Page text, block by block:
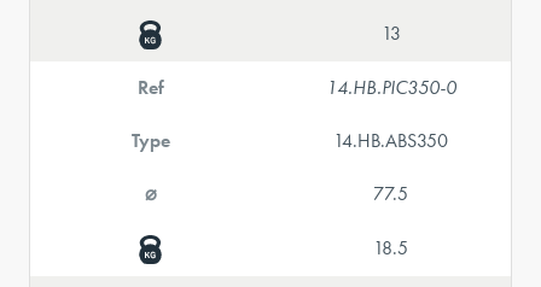
13
Ref 14.HB.PIC350-0
Type 14.HB.ABS350
⌀ 77.5
18.5